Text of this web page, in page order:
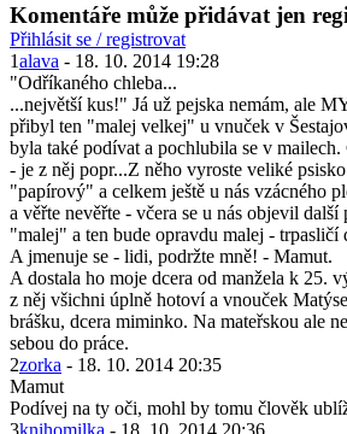
Komentáře může přidávat jen
Přihlásit se / registrovat
1alava - 18. 10. 2014 19:28
"Odříkaného chleba...
...největší kus!" Já už pejska nemám, ale
přibyl ten "malej velkej" u vnuček v
byla také podívat a pochlubila se v
- je z něj popr...Z něho vyroste veliké
"papírový" a celkem ještě u nás vzácného
a věřte nevěřte - včera se u nás objevil
"malej" a ten bude opravdu malej - trpasličí
A jmenuje se - lidi, podržte mně! - Mamut.
A dostala ho moje dcera od manžela k 25.
z něj všichni úplně hotoví a vnouček
brášku, dcera miminko. Na mateřskou ale
sebou do práce.
2zorka - 18. 10. 2014 20:35
Mamut
Podívej na ty oči, mohl by tomu člověk
3knihomilka - 18. 10. 2014 20:36